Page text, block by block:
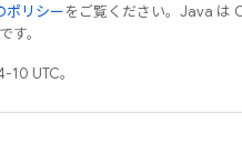
ポリシーをご覧ください。Java は
す。
UTC。